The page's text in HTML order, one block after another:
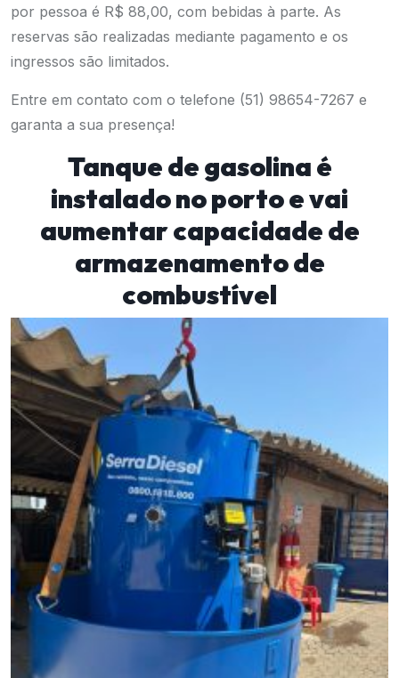
por pessoa é R$ 88,00, com bebidas à parte. As
reservas são realizadas mediante pagamento e os
ingressos são limitados.
Entre em contato com o telefone (51) 98654-7267 e
garanta a sua presença!
Tanque de gasolina é
instalado no porto e vai
aumentar capacidade de
armazenamento de
combustível